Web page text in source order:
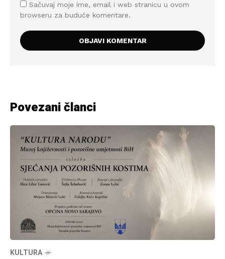
Sačuvaj moje ime, email i web stranicu u ovom
browseru za buduće komentare.
Povezani članci
KULTURA